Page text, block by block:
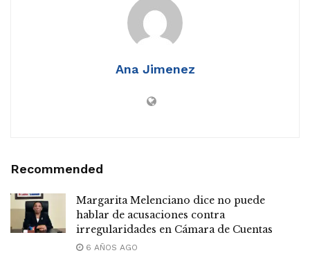
Ana Jimenez
Recommended
Margarita Melenciano dice no puede
hablar de acusaciones contra
irregularidades en Cámara de Cuentas
6 AÑOS AGO